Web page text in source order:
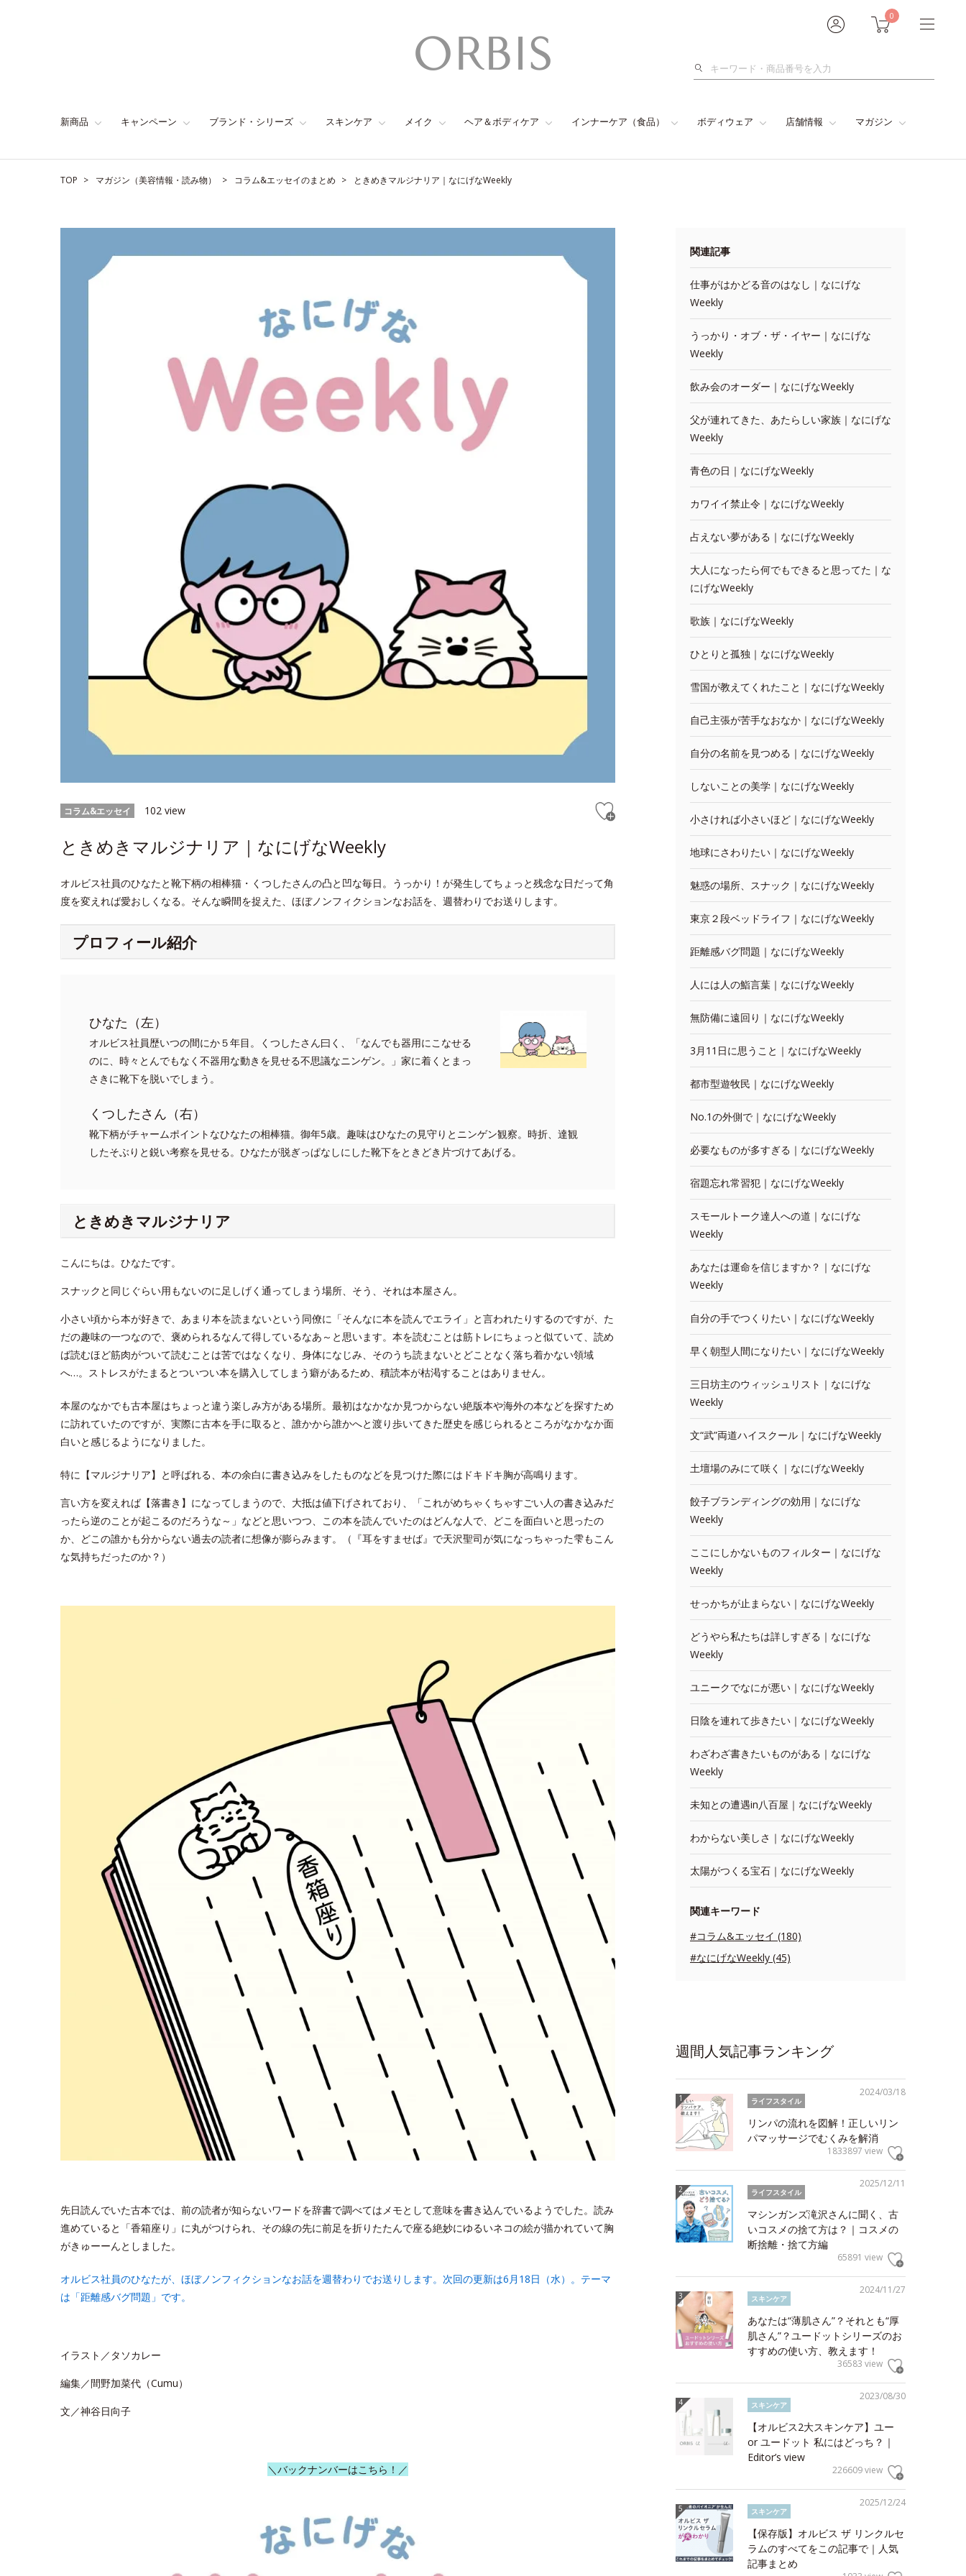
0
検
新商品 キャンペーン ブランド・シリーズ スキンケア メイク ヘア＆ボディケア インナーケア（食品） ボディウェア 店舗情報 マガジン
TOP マガジン（美容情報・読み物） コラム&エッセイのまとめ ときめきマルジナリア｜なにげなWeekly
コラム&エッセイ 102 view
ときめきマルジナリア｜なにげなWeekly
オルビス社員のひなたと靴下柄の相棒猫・くつしたさんの凸と凹な毎日。うっかり！が発生してちょっと残念な日だって角
度を変えれば愛おしくなる。そんな瞬間を捉えた、ほぼノンフィクションなお話を、週替わりでお送りします。
プロフィール紹介
ひなた（左）
オルビス社員歴いつの間にか５年目。くつしたさん曰く、「なんでも器用にこなせる
のに、時々とんでもなく不器用な動きを見せる不思議なニンゲン。」家に着くとまっ
さきに靴下を脱いでしまう。
くつしたさん（右）
靴下柄がチャームポイントなひなたの相棒猫。御年5歳。趣味はひなたの見守りとニンゲン観察。時折、達観
したそぶりと鋭い考察を見せる。ひなたが脱ぎっぱなしにした靴下をときどき片づけてあげる。
ときめきマルジナリア
こんにちは。ひなたです。
スナックと同じぐらい用もないのに足しげく通ってしまう場所、そう、それは本屋さん。
小さい頃から本が好きで、あまり本を読まないという同僚に「そんなに本を読んでエライ」と言われたりするのですが、た
だの趣味の一つなので、褒められるなんて得しているなあ～と思います。本を読むことは筋トレにちょっと似ていて、読め
ば読むほど筋肉がついて読むことは苦ではなくなり、身体になじみ、そのうち読まないとどことなく落ち着かない領域
へ…。ストレスがたまるとついつい本を購入してしまう癖があるため、積読本が枯渇することはありません。
本屋のなかでも古本屋はちょっと違う楽しみ方がある場所。最初はなかなか見つからない絶版本や海外の本などを探すため
に訪れていたのですが、実際に古本を手に取ると、誰かから誰かへと渡り歩いてきた歴史を感じられるところがなかなか面
白いと感じるようになりました。
特に【マルジナリア】と呼ばれる、本の余白に書き込みをしたものなどを見つけた際にはドキドキ胸が高鳴ります。
言い方を変えれば【落書き】になってしまうので、大抵は値下げされており、「これがめちゃくちゃすごい人の書き込みだ
ったら逆のことが起こるのだろうな～」などと思いつつ、この本を読んでいたのはどんな人で、どこを面白いと思ったの
か、どこの誰かも分からない過去の読者に想像が膨らみます。（『耳をすませば』で天沢聖司が気になっちゃった雫もこん
な気持ちだったのか？）
先日読んでいた古本では、前の読者が知らないワードを辞書で調べてはメモとして意味を書き込んでいるようでした。読み
進めていると「香箱座り」に丸がつけられ、その線の先に前足を折りたたんで座る絶妙にゆるいネコの絵が描かれていて胸
がきゅーーんとしました。
オルビス社員のひなたが、ほぼノンフィクションなお話を週替わりでお送りします。次回の更新は6月18日（水）。テーマ
は「距離感バグ問題」です。
イラスト／タソカレー
編集／間野加菜代（Cumu）
文／神谷日向子
＼バックナンバーはこちら！／
関連記事
仕事がはかどる音のはなし｜なにげな
Weekly
うっかり・オブ・ザ・イヤー｜なにげな
Weekly
飲み会のオーダー｜なにげなWeekly
父が連れてきた、あたらしい家族｜なにげな
Weekly
青色の日｜なにげなWeekly
カワイイ禁止令｜なにげなWeekly
占えない夢がある｜なにげなWeekly
大人になったら何でもできると思ってた｜な
にげなWeekly
歌族｜なにげなWeekly
ひとりと孤独｜なにげなWeekly
雪国が教えてくれたこと｜なにげなWeekly
自己主張が苦手なおなか｜なにげなWeekly
自分の名前を見つめる｜なにげなWeekly
しないことの美学｜なにげなWeekly
小さければ小さいほど｜なにげなWeekly
地球にさわりたい｜なにげなWeekly
魅惑の場所、スナック｜なにげなWeekly
東京２段ベッドライフ｜なにげなWeekly
距離感バグ問題｜なにげなWeekly
人には人の鮨言葉｜なにげなWeekly
無防備に遠回り｜なにげなWeekly
3月11日に思うこと｜なにげなWeekly
都市型遊牧民｜なにげなWeekly
No.1の外側で｜なにげなWeekly
必要なものが多すぎる｜なにげなWeekly
宿題忘れ常習犯｜なにげなWeekly
スモールトーク達人への道｜なにげな
Weekly
あなたは運命を信じますか？｜なにげな
Weekly
自分の手でつくりたい｜なにげなWeekly
早く朝型人間になりたい｜なにげなWeekly
三日坊主のウィッシュリスト｜なにげな
Weekly
文“武”両道ハイスクール｜なにげなWeekly
土壇場のみにて咲く｜なにげなWeekly
餃子ブランディングの効用｜なにげな
Weekly
ここにしかないものフィルター｜なにげな
Weekly
せっかちが止まらない｜なにげなWeekly
どうやら私たちは詳しすぎる｜なにげな
Weekly
ユニークでなにが悪い｜なにげなWeekly
日陰を連れて歩きたい｜なにげなWeekly
わざわざ書きたいものがある｜なにげな
Weekly
未知との遭遇in八百屋｜なにげなWeekly
わからない美しさ｜なにげなWeekly
太陽がつくる宝石｜なにげなWeekly
関連キーワード
#コラム&エッセイ (180)
#なにげなWeekly (45)
週間人気記事ランキング
2024/03/18
ライフスタイル
リンパの流れを図解！正しいリン
パマッサージでむくみを解消
1833897 view
2025/12/11
ライフスタイル
マシンガンズ滝沢さんに聞く、古
いコスメの捨て方は？｜コスメの
断捨離・捨て方編
65891 view
2024/11/27
スキンケア
あなたは“薄肌さん”？それとも“厚
肌さん”？ユードットシリーズのお
すすめの使い方、教えます！
36583 view
2023/08/30
スキンケア
【オルビス2大スキンケア】ユー
or ユードット 私にはどっち？｜
Editor’s view
226609 view
2025/12/24
スキンケア
【保存版】オルビス ザ リンクルセ
ラムのすべてをこの記事で｜人気
記事まとめ